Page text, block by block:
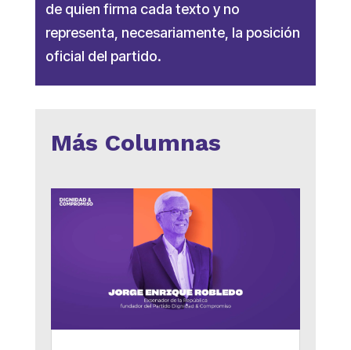
de quien firma cada texto y no
representa, necesariamente, la posición
oficial del partido.
Más Columnas